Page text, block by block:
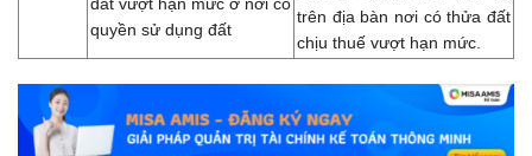
quyền sử dụng đất
trên địa bàn nơi có thửa đất
chịu thuế vượt hạn mức.